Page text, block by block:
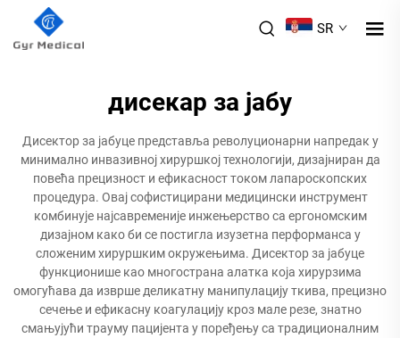
SR
дисекар за јабу
Дисектор за јабуце представља револуционарни напредак у
минимално инвазивној хируршкој технологији, дизајниран да
повећа прецизност и ефикасност током лапароскопских
процедура. Овај софистицирани медицински инструмент
комбинује најсавременије инжењерство са ергономским
дизајном како би се постигла изузетна перформанса у
сложеним хируршким окружењима. Дисектор за јабуце
функционише као многострана алатка која хирурзима
омогућава да изврше деликатну манипулацију ткива, прецизно
сечење и ефикасну коагулацију кроз мале резе, знатно
смањујући трауму пацијента у поређењу са традиционалним